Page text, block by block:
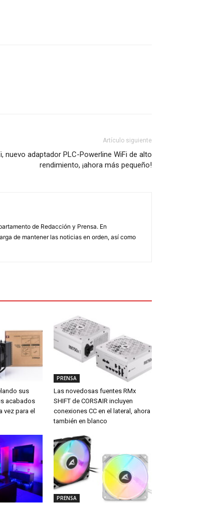
Artículo siguiente
nuevo adaptador PLC-Powerline WiFi de alto
rendimiento, ¡ahora más pequeño!
de Redacción y Prensa. En
de mantener las noticias en orden, así como
sus
acabados
vez para el
PRENSA
Las novedosas fuentes RMx
SHIFT de CORSAIR incluyen
conexiones CC en el lateral, ahora
también en blanco
PRENSA